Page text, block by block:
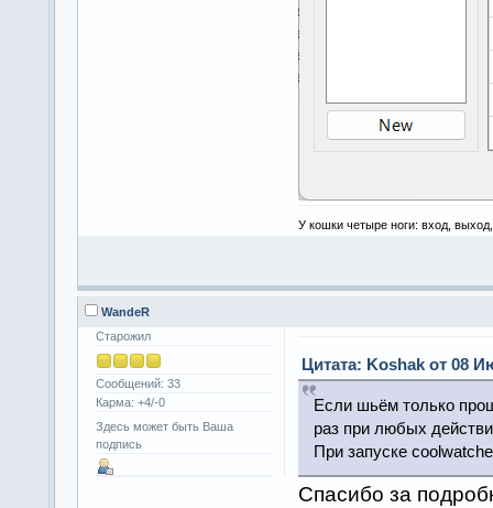
У кошки четыре ноги: вход,
WandeR
Старожил
Сообщений: 33
Карма: +4/-0
Здесь может быть Ваша
подпись
Цитата: Koshak от 08
Если шьём только
раз при любых
При запуске
Спасибо за